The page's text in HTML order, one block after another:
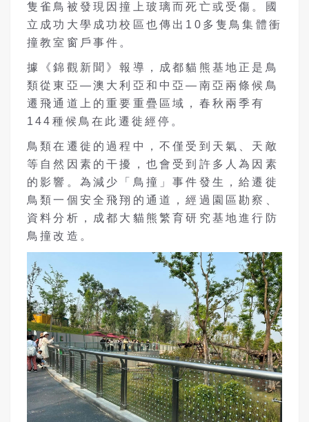
隻雀鳥被發現因撞上玻璃而死亡或受傷。國
立成功大學成功校區也傳出10多隻鳥集體衝
撞教室窗戶事件。
據《錦觀新聞》報導，成都貓熊基地正是鳥
類從東亞—澳大利亞和中亞—南亞兩條候鳥
遷飛通道上的重要重疊區域，春秋兩季有
144種候鳥在此遷徙經停。
鳥類在遷徙的過程中，不僅受到天氣、天敵
等自然因素的干擾，也會受到許多人為因素
的影響。為減少「鳥撞」事件發生，給遷徙
鳥類一個安全飛翔的通道，經過園區勘察、
資料分析，成都大貓熊繁育研究基地進行防
鳥撞改造。